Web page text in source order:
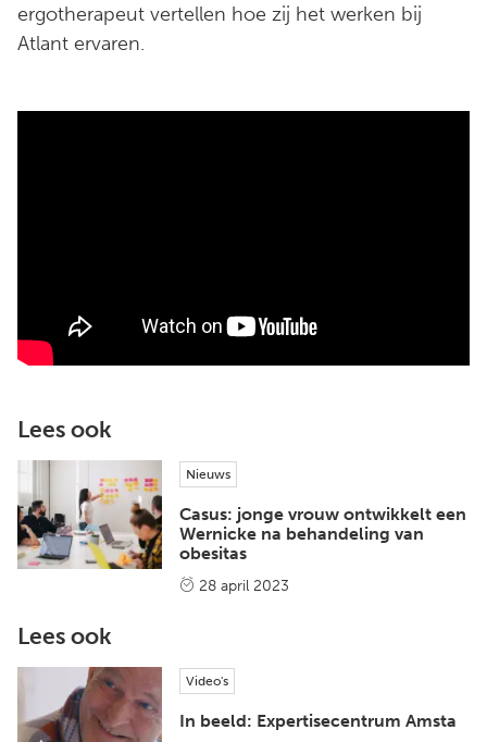
ergotherapeut vertellen hoe zij het werken bij
Atlant ervaren.
Lees ook
Nieuws
Casus: jonge vrouw ontwikkelt een
Wernicke na behandeling van
obesitas
28 april 2023
Lees ook
Video's
In beeld: Expertisecentrum Amsta